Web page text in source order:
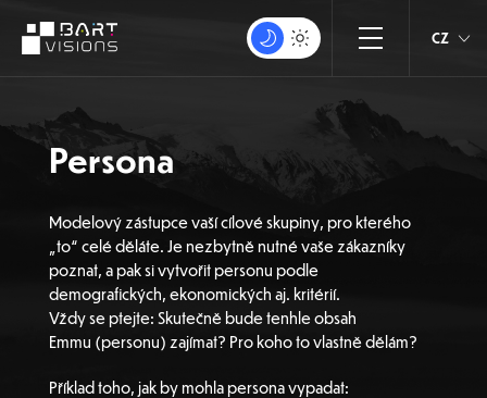
CZ
Persona
Modelový zástupce vaší cílové skupiny, pro kterého
„to“ celé děláte. Je nezbytně nutné vaše zákazníky
poznat, a pak si vytvořit personu podle
demografických, ekonomických aj. kritérií.
Vždy se ptejte: Skutečně bude tenhle obsah
Emmu (personu) zajímat? Pro koho to vlastně dělám?
Příklad toho, jak by mohla persona vypadat: